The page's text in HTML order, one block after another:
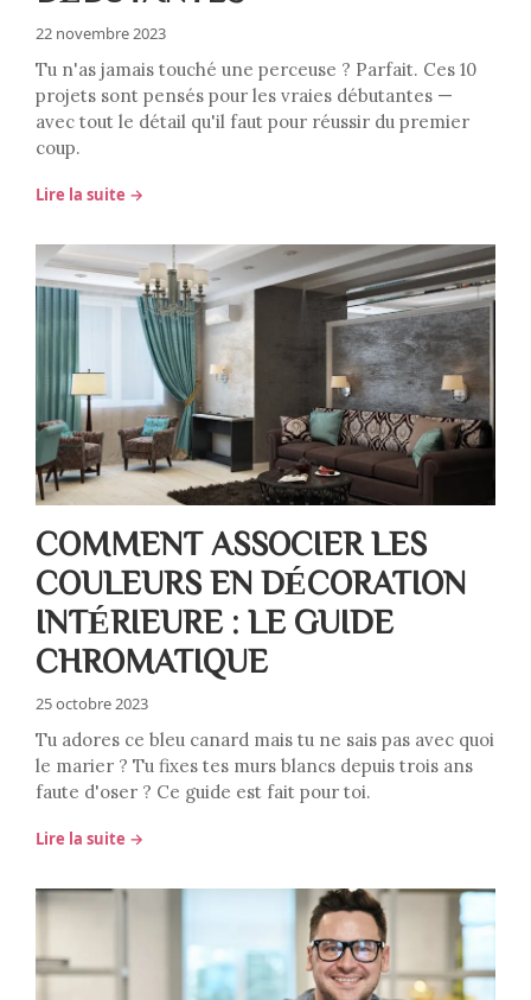
22 novembre 2023
Tu n'as jamais touché une perceuse ? Parfait. Ces 10
projets sont pensés pour les vraies débutantes —
avec tout le détail qu'il faut pour réussir du premier
coup.
Lire la suite →
COMMENT ASSOCIER LES
COULEURS EN DÉCORATION
INTÉRIEURE : LE GUIDE
CHROMATIQUE
25 octobre 2023
Tu adores ce bleu canard mais tu ne sais pas avec quoi
le marier ? Tu fixes tes murs blancs depuis trois ans
faute d'oser ? Ce guide est fait pour toi.
Lire la suite →